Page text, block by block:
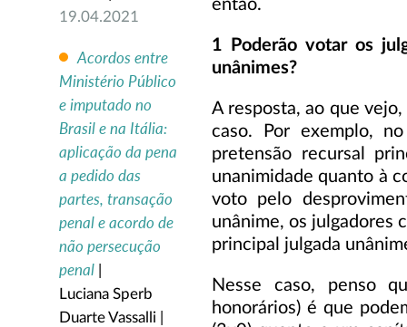
19.04.2021
Acordos entre
Ministério Público
e imputado no
Brasil e na Itália:
aplicação da pena
a pedido das
partes, transação
penal e acordo de
não persecução
penal
Luciana Sperb
Duarte Vassalli |
então.
1 Poderão votar os
unânimes?
A resposta, ao que
caso. Por exemplo,
pretensão recursal
unanimidade quanto à
voto pelo
unânime, os julgadores
principal julgada
Nesse caso, penso
honorários) é que